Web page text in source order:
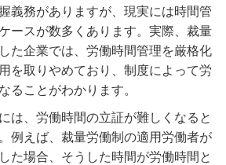
義務がありますが、現実には時間管
ースが数多くあります。実際、裁量
た企業では、労働時間管理を厳格化
を取りやめており、制度によって労
ることがわかります。
は、労働時間の立証が難しくなると
例えば、裁量労働制の適用労働者が
た場合、そうした時間が労働時間と